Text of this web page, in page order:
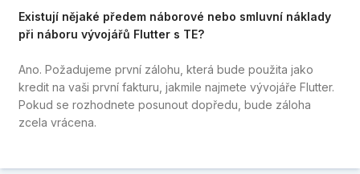
Existují nějaké předem náborové nebo smluvní náklady
při náboru vývojářů Flutter s TE?
Ano. Požadujeme první zálohu, která bude použita jako
kredit na vaši první fakturu, jakmile najmete vývojáře Flutter.
Pokud se rozhodnete posunout dopředu, bude záloha
zcela vrácena.